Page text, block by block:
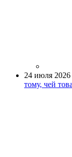
24 июля 2026
тому, чей